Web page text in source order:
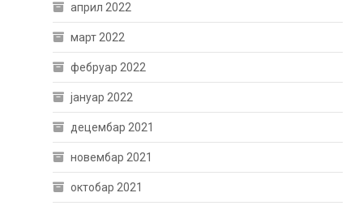
април 2022
март 2022
фебруар 2022
јануар 2022
децембар 2021
новембар 2021
октобар 2021